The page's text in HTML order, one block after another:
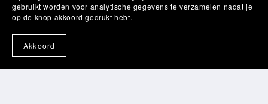
Nederland
gebruikt worden voor analytische gegevens te verzamelen nadat je
op de knop akkoord gedrukt hebt.
Akkoord